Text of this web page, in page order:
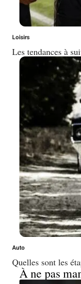
Loisirs
Les tendances à
Auto
Quelles sont les
À ne pas